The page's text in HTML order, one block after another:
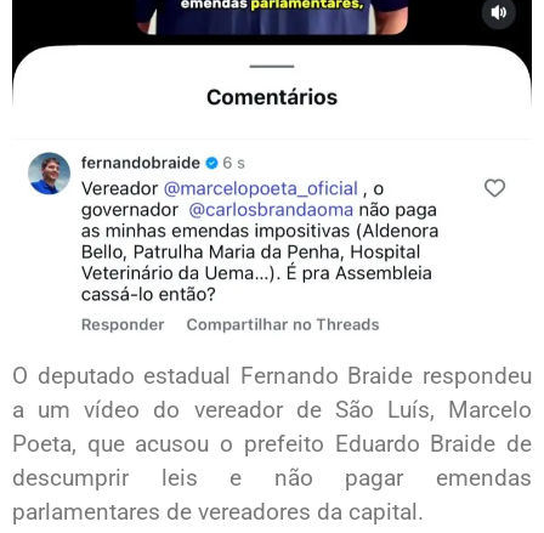
O deputado estadual Fernando Braide respondeu
a um vídeo do vereador de São Luís, Marcelo
Poeta, que acusou o prefeito Eduardo Braide de
descumprir leis e não pagar emendas
parlamentares de vereadores da capital.